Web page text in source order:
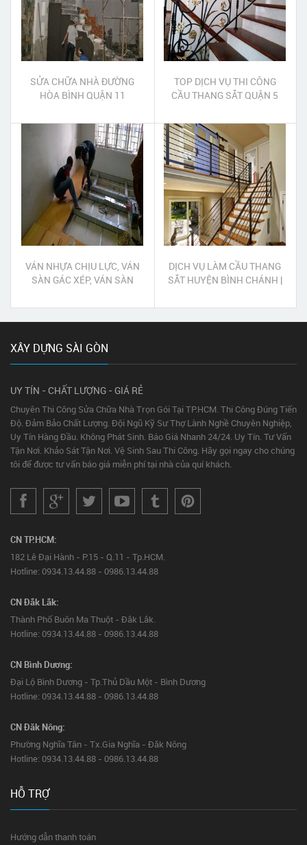
SỬA CHỮA NHÀ ĐƯỜNG
HÒA BÌNH QUẬN 11
TOP DỊCH VỤ THI CÔNG
CẦU THANG SẮT QUẬN 5
VÁN NHỰA CHỊU LỰC, VÁN
SÀN GÁC XÉP, VÁN SÀN
DỊCH VỤ LÀM CẦU THANG
SẮT HUYỆN BÌNH CHÁNH |
MỸ THUẬT HUYỆN BÌNH
CHÁNH
XÂY DỰNG SÀI GÒN
UY TÍN - CHẤT LƯỢNG - GIÁ RẺ
Chuyên Thi Công Sửa Chữa Nhà Trọn Gói Tại TP.HCM. Thi Công Đúng Tiến
Độ. Đảm Bảo Chất Lượng. Đội Ngũ Kỹ Sư Thợ Lành Nghề Chuyên Nghiệp,
Uy Tín Hàng Đầu. Không Phát Sinh. Báo Giá Nhanh 24/24. Uy Tín. Tư Vấn
Tận Nơi. Khảo Sát Tận Nơi. Vệ Sinh Sau Thi Công. Hãy gọi ngay cho chúng
tôi để được tư vấn báo giá miễn phí tại nhà của quí khách.
CN TP.HCM:
182 Lê Đại Hành - P.15 - Q.11 - Tp.HCM.
Hotline: 0934.13.44.88 - 0986.13.44.88
CN Đắk Lắk:
Thành Phố Buôn Ma Thuột - Đắk Lắk.
Hotline: 0934.13.44.88 - 0986.13.44.88
CN Bình Dương:
Đại Lộ Bình Dương - Tp.Thủ Dầu Một - Bình Dương
Hotline: 0934.13.44.88 - 0986.13.44.88
CN Đăk Nông:
Phường Nghĩa Tân - Tx.Gia Nghĩa - Đăk Nông
Hotline: 0934.13.44.88 - 0986.13.44.88
HỖ TRỢ
Hướng dẫn thanh toán